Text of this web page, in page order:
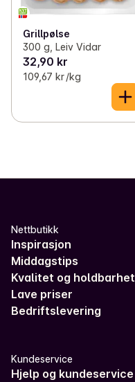
Grillpølse
300 g, Leiv Vidar
32,90 kr
109,67 kr /kg
Nettbutikk
Inspirasjon
Middagstips
Kvalitet og holdbarhet
Lave priser
Bedriftslevering
Kundeservice
Hjelp og kundeservice